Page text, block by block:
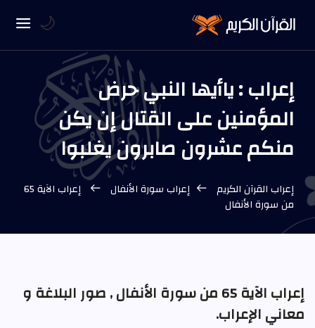
إعراب : ياأيها النبي حرض
المؤمنين على القتال إن يكن
منكم عشرون صابرون يغلبوا
إعراب القرآن الكريم إعراب سورة الأنفال
إعراب الآية 65
من سورة الأنفال
إعراب الآية 65 من سورة الأنفال , صور البلاغة و
معاني الإعراب.
🌙